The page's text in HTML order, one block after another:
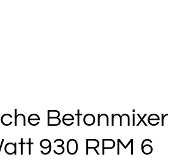
Betonmixer
930 RPM 6